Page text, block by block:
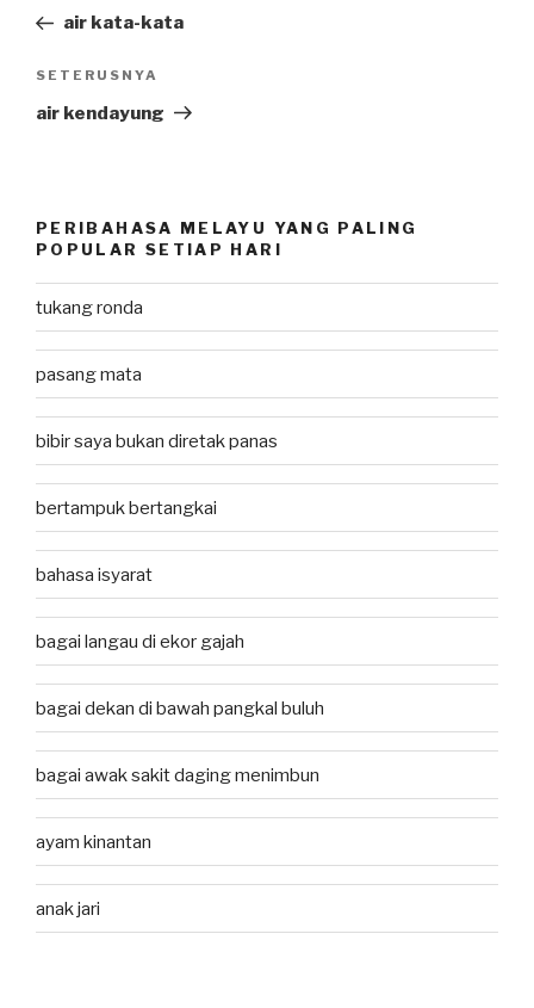
Postair kata-kata
Next
Post
SETERUSNYA
air kendayung
PERIBAHASA MELAYU YANG PALING
POPULAR SETIAP HARI
tukang ronda
pasang mata
bibir saya bukan diretak panas
bertampuk bertangkai
bahasa isyarat
bagai langau di ekor gajah
bagai dekan di bawah pangkal buluh
bagai awak sakit daging menimbun
ayam kinantan
anak jari